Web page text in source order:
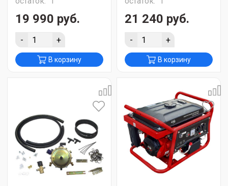
19 990 руб.
- +
В корзину
21 240 руб.
- +
В корзину